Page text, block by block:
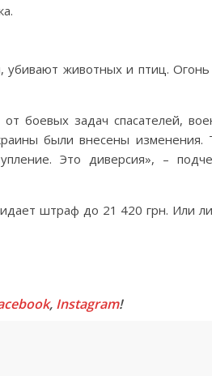
убивают животных и птиц.
боевых задач спасателей,
были внесены изменения.
Это диверсия», –
штраф до 21 420 грн. Или
, Instagram!